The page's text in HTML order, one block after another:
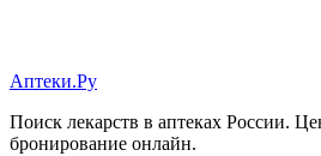
Аптеки.Ру
Поиск лекарств в аптеках России.
бронирование онлайн.